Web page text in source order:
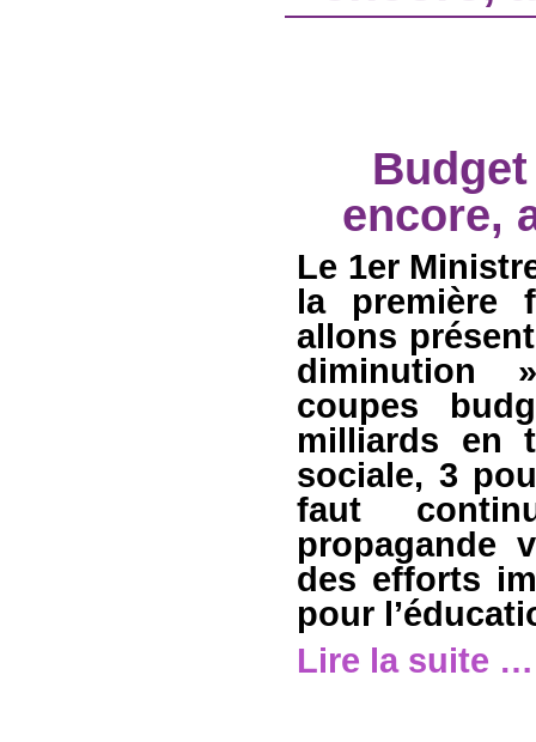
encore,
Le 1er
la première
allons
diminution
coupes
milliards en
sociale, 3
faut
propagande
des efforts
pour
Lire la suite …